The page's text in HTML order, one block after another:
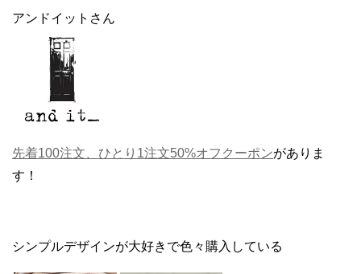
アンドイットさん
先着100注文、ひとり1注文50%オフクーポンがありま
す！
シンプルデザインが大好きで色々購入している